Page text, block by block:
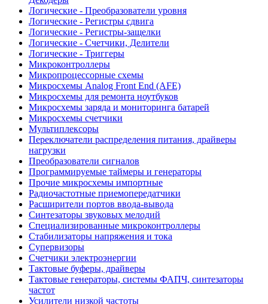
Логические - Преобразователи уровня
Логические - Регистры сдвига
Логические - Регистры-защелки
Логические - Счетчики, Делители
Логические - Триггеры
Микроконтроллеры
Микропроцессорные схемы
Микросхемы Analog Front End (AFE)
Микросхемы для ремонта ноутбуков
Микросхемы заряда и мониторинга батарей
Микросхемы счетчики
Мультиплексоры
Переключатели распределения питания, драйверы
нагрузки
Преобразователи сигналов
Программируемые таймеры и генераторы
Прочие микросхемы импортные
Радиочастотные приемопередатчики
Расширители портов ввода-вывода
Синтезаторы звуковых мелодий
Специализированные микроконтроллеры
Стабилизаторы напряжения и тока
Супервизоры
Счетчики электроэнергии
Тактовые буферы, драйверы
Тактовые генераторы, системы ФАПЧ, синтезаторы
частот
Усилители низкой частоты